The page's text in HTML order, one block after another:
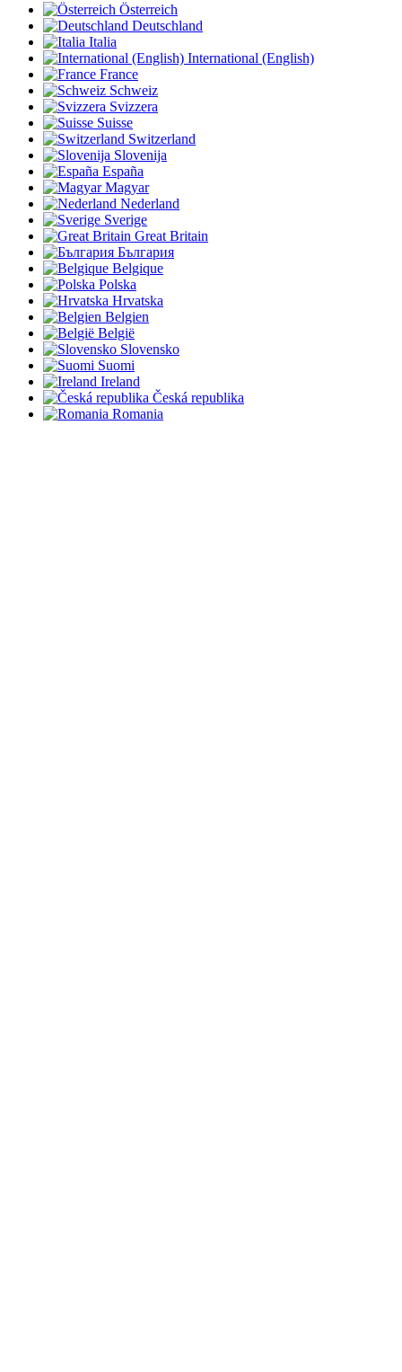
Österreich
Deutschland
Italia
International (English)
France
Schweiz
Svizzera
Suisse
Switzerland
Slovenija
España
Magyar
Nederland
Sverige
Great Britain
България
Belgique
Polska
Hrvatska
Belgien
België
Slovensko
Suomi
Ireland
Česká republika
Romania